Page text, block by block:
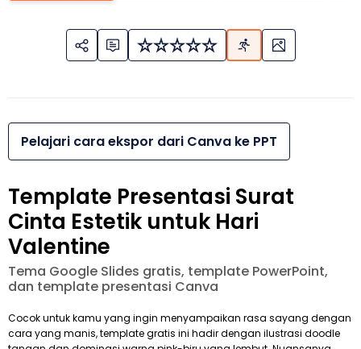
Pelajari cara ekspor dari Canva ke PPT
Template Presentasi Surat
Cinta Estetik untuk Hari
Valentine
Tema Google Slides gratis, template PowerPoint,
dan template presentasi Canva
Cocok untuk kamu yang ingin menyampaikan rasa sayang dengan
cara yang manis, template gratis ini hadir dengan ilustrasi doodle